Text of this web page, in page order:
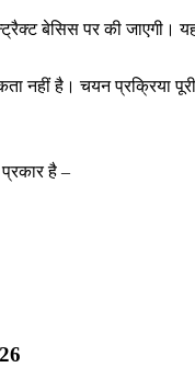
बेसिस पर की
नहीं है। चयन प्रक्रिया
है –